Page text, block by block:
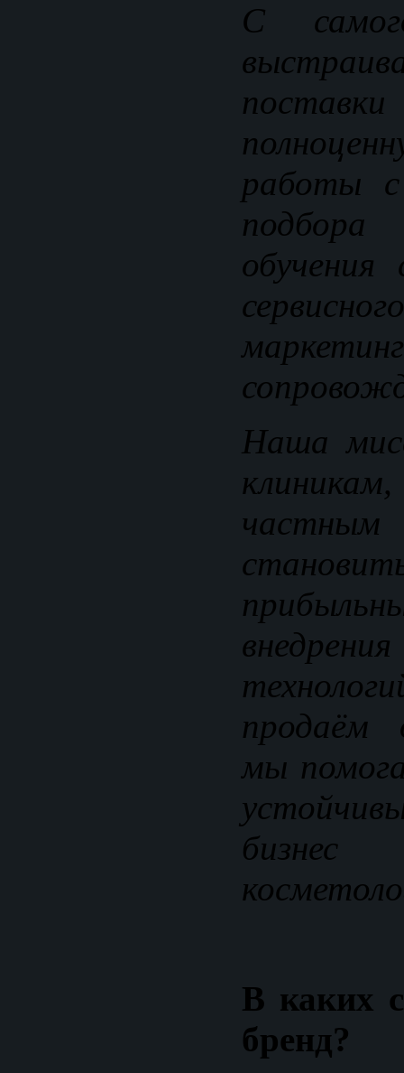
С
работы
обучения
Наша
продаём
мы
В каких
бренд?